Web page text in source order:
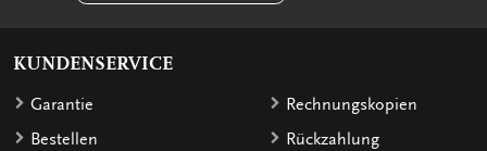
KUNDENSERVICE
Garantie
Bestellen
Rechnungskopien
Rückzahlung